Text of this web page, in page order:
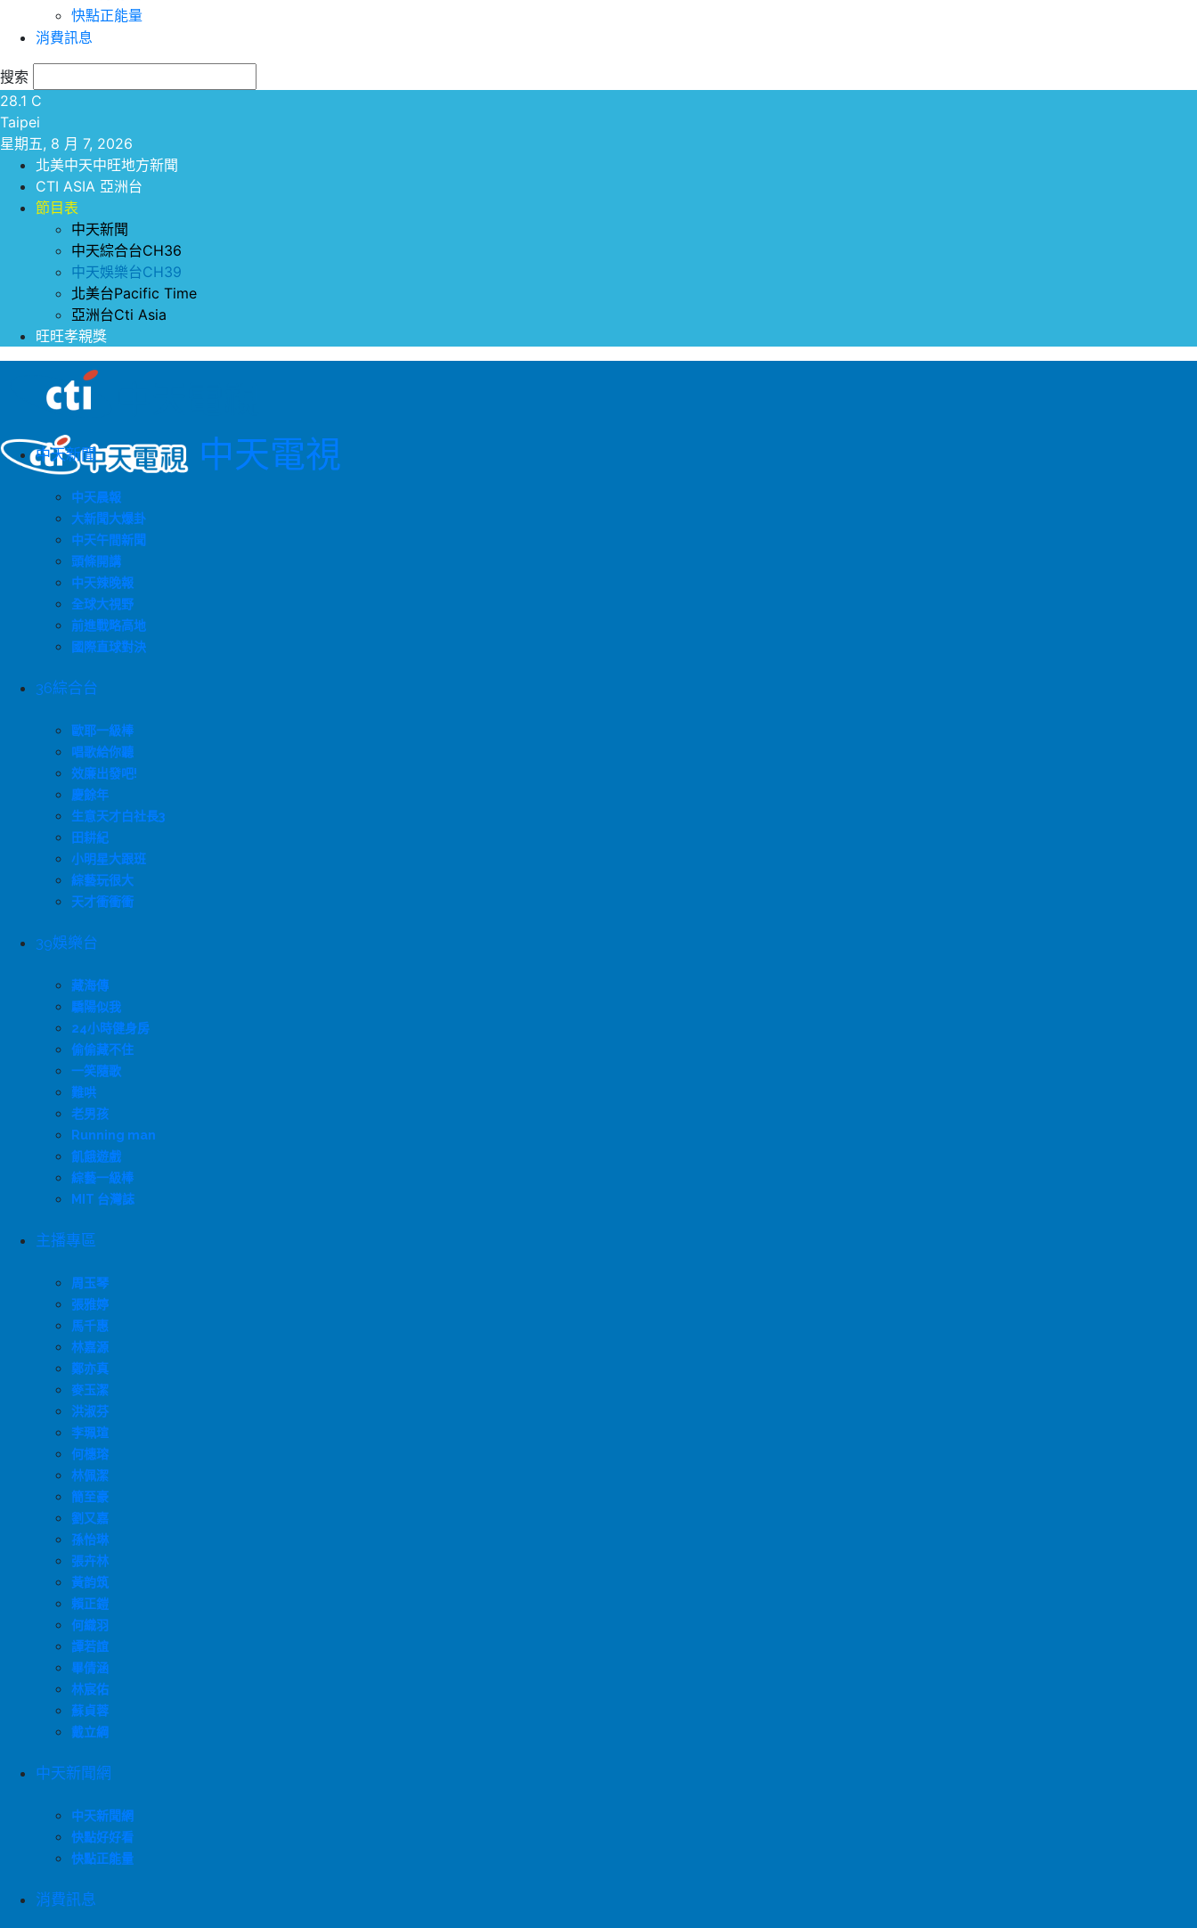
快點正能量
消費訊息
搜索
28.1 C
Taipei
星期五, 8 月 7, 2026
北美中天中旺地方新聞
CTI ASIA 亞洲台
節目表
中天新聞
中天綜合台CH36
中天娛樂台CH39
北美台Pacific Time
亞洲台Cti Asia
旺旺孝親獎
中天電視
中天新聞
中天晨報
大新聞大爆卦
中天午間新聞
頭條開講
中天辣晚報
全球大視野
前進戰略高地
國際直球對決
36綜合台
歐耶一級棒
唱歌給你聽
效廉出發吧!
慶餘年
生意天才白社長3
田耕紀
小明星大跟班
綜藝玩很大
天才衝衝衝
39娛樂台
藏海傳
驕陽似我
24小時健身房
偷偷藏不住
一笑隨歌
難哄
老男孩
Running man
飢餓遊戲
綜藝一級棒
MIT 台灣誌
主播專區
周玉琴
張雅婷
馬千惠
林嘉源
鄭亦真
麥玉潔
洪淑芬
李珮瑄
何橞瑢
林佩潔
簡至豪
劉又嘉
孫怡琳
張卉林
黃韵筑
賴正鎧
何織羽
譚若誼
畢倩涵
林宸佑
蘇貞蓉
戴立綱
中天新聞網
中天新聞網
快點好好看
快點正能量
消費訊息